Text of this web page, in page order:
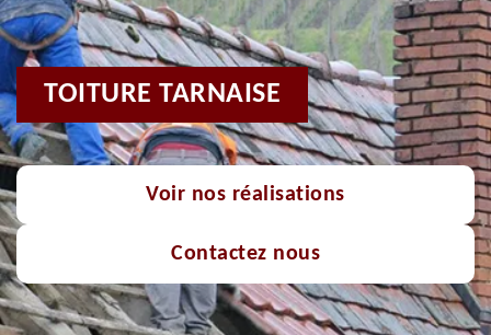
TOITURE TARNAISE
Voir nos réalisations
Contactez nous